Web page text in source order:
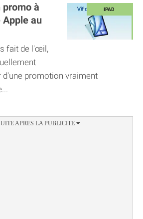
promo à
au
fait de l'œil,
d'une promotion vraiment